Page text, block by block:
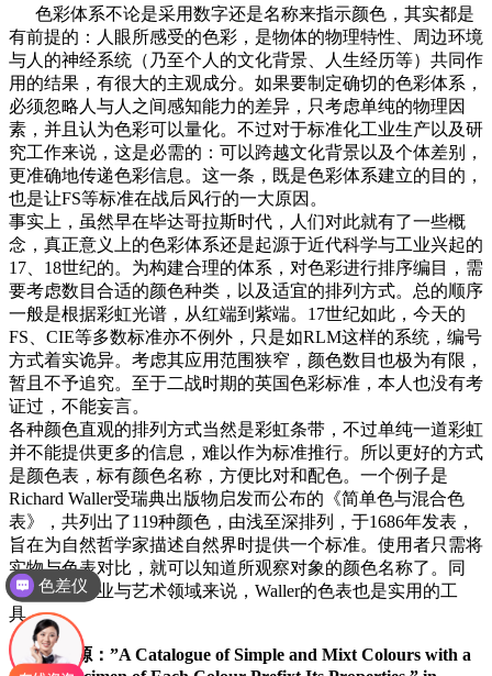
色彩体系不论是采用数字还是名称来指示颜色，其实都是
有前提的：人眼所感受的色彩，是物体的物理特性、周边环境
与人的神经系统（乃至个人的文化背景、人生经历等）共同作
用的结果，有很大的主观成分。如果要制定确切的色彩体系，
必须忽略人与人之间感知能力的差异，只考虑单纯的物理因
素，并且认为色彩可以量化。不过对于标准化工业生产以及研
究工作来说，这是必需的：可以跨越文化背景以及个体差别，
更准确地传递色彩信息。这一条，既是色彩体系建立的目的，
也是让FS等标准在战后风行的一大原因。
事实上，虽然早在毕达哥拉斯时代，人们对此就有了一些概
念，真正意义上的色彩体系还是起源于近代科学与工业兴起的
17、18世纪的。为构建合理的体系，对色彩进行排序编目，需
要考虑数目合适的颜色种类，以及适宜的排列方式。总的顺序
一般是根据彩虹光谱，从红端到紫端。17世纪如此，今天的
FS、CIE等多数标准亦不例外，只是如RLM这样的系统，编号
方式着实诡异。考虑其应用范围狭窄，颜色数目也极为有限，
暂且不予追究。至于二战时期的英国色彩标准，本人也没有考
证过，不能妄言。
各种颜色直观的排列方式当然是彩虹条带，不过单纯一道彩虹
并不能提供更多的信息，难以作为标准推行。所以更好的方式
是颜色表，标有颜色名称，方便比对和配色。一个例子是
Richard Waller受瑞典出版物启发而公布的《简单色与混合色
表》，共列出了119种颜色，由浅至深排列，于1686年发表，
旨在为自然哲学家描述自然界时提供一个标准。使用者只需将
实物与色表对比，就可以知道所观察对象的颜色名称了。同
时，对于商业与艺术领域来说，Waller的色表也是实用的工
具。
图片来源：”A Catalogue of Simple and Mixt Colours with a
色差仪